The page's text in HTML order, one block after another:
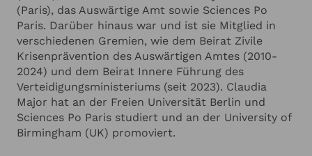
Konflikte und strategische Entscheidungen für
Europa und Deutschland haben.
(Paris), das Auswärtige Amt sowie Sciences Po
Paris. Darüber hinaus war und ist sie Mitglied in
verschiedenen Gremien, wie dem Beirat Zivile
Krisenprävention des Auswärtigen Amtes (2010-
2024) und dem Beirat Innere Führung des
Verteidigungsministeriums (seit 2023). Claudia
Major hat an der Freien Universität Berlin und
Sciences Po Paris studiert und an der University of
Birmingham (UK) promoviert.